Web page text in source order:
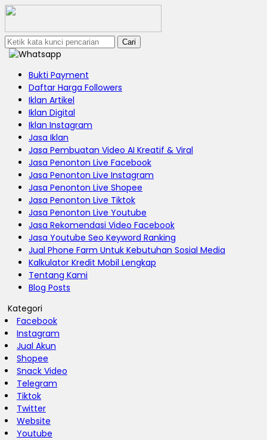
Cari
Bukti Payment
Daftar Harga Followers
Iklan Artikel
Iklan Digital
Iklan Instagram
Jasa Iklan
Jasa Pembuatan Video AI Kreatif & Viral
Jasa Penonton Live Facebook
Jasa Penonton Live Instagram
Jasa Penonton Live Shopee
Jasa Penonton Live Tiktok
Jasa Penonton Live Youtube
Jasa Rekomendasi Video Facebook
Jasa Youtube Seo Keyword Ranking
Jual Phone Farm Untuk Kebutuhan Sosial Media
Kalkulator Kredit Mobil Lengkap
Tentang Kami
Blog Posts
Kategori
Facebook
Instagram
Jual Akun
Shopee
Snack Video
Telegram
Tiktok
Twitter
Website
Youtube